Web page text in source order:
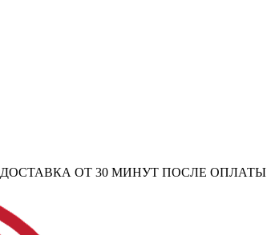
ДОСТАВКА ОТ 30 МИНУТ ПОСЛЕ ОПЛАТЫ